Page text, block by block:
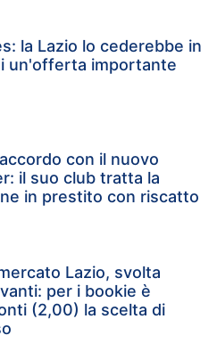
la Lazio lo cederebbe in
un'offerta importante
con il nuovo
il suo club tratta la
in prestito con riscatto
Lazio, svolta
per i bookie è
(2,00) la scelta di